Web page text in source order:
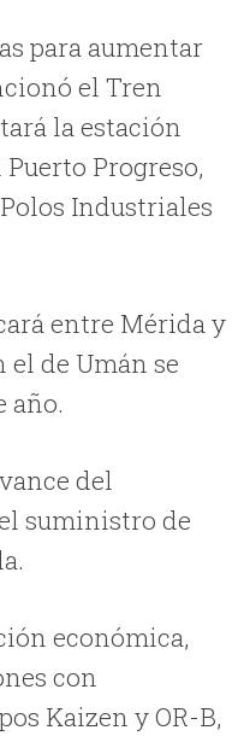
para aumentar
el Tren
la estación
Progreso,
Industriales
entre Mérida y
el de Umán se
año.
del
suministro de
económica,
con
Kaizen y OR-B,